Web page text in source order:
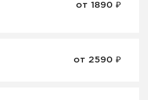
от 1890 ₽
от 2590 ₽